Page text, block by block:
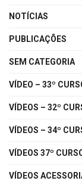
NOTÍCIAS
PUBLICAÇÕES
SEM CATEGORIA
VÍDEO – 33º
VÍDEOS – 32º
VÍDEOS – 34º
VÍDEOS 37º
VÍDEOS